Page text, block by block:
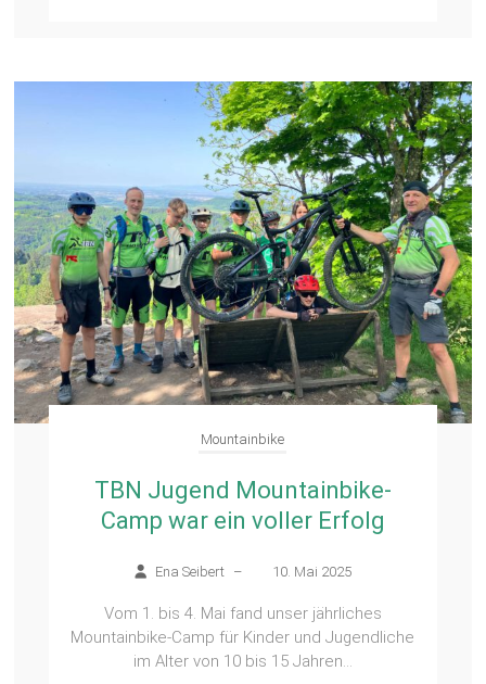
Mountainbike
TBN Jugend Mountainbike-
Camp war ein voller Erfolg
Ena Seibert – 10. Mai 2025
Vom 1. bis 4. Mai fand unser jährliches
Mountainbike-Camp für Kinder und Jugendliche
im Alter von 10 bis 15 Jahren...